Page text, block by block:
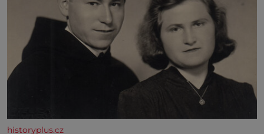
historyplus.cz